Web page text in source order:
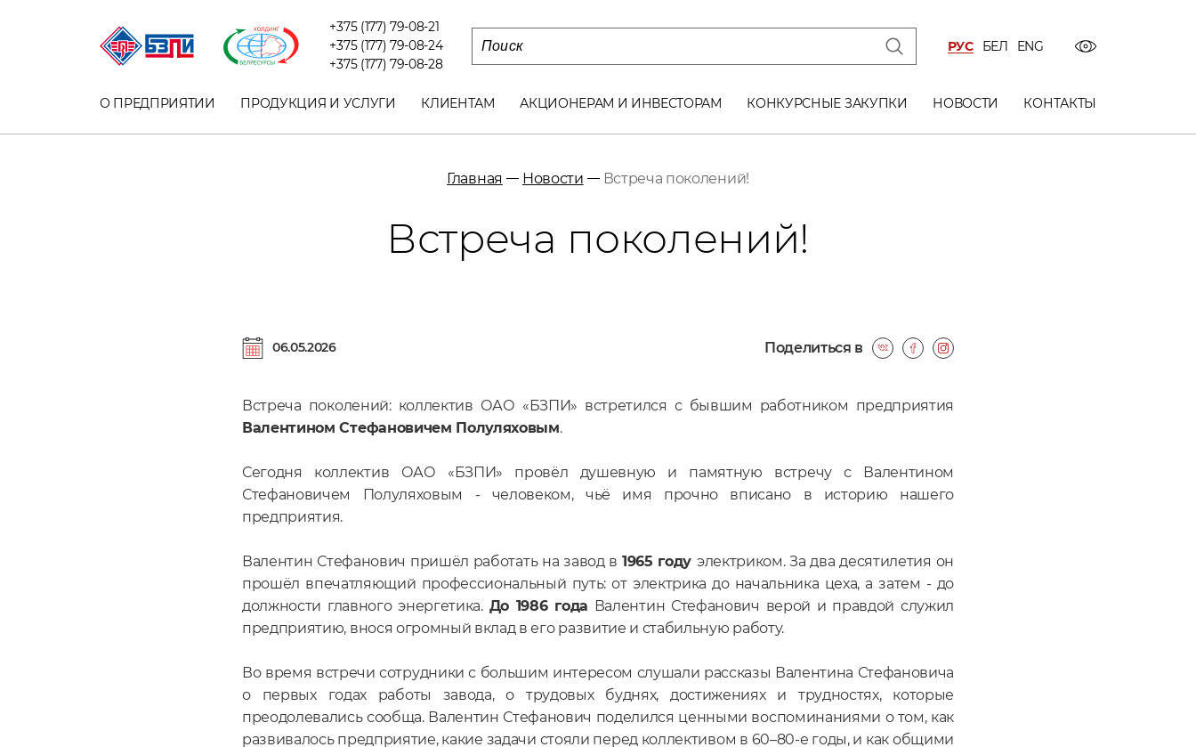
+375 (177) 79-08-21
+375 (177) 79-08-24
+375 (177) 79-08-28
РУС БЕЛ ENG
О ПРЕДПРИЯТИИ ПРОДУКЦИЯ И УСЛУГИ КЛИЕНТАМ АКЦИОНЕРАМ И ИНВЕСТОРАМ КОНКУРСНЫЕ ЗАКУПКИ НОВОСТИ КОНТАКТЫ
Главная Новости Встреча поколений!
Встреча поколений!
06.05.2026 Поделиться в
Встреча поколений: коллектив ОАО «БЗПИ» встретился с бывшим работником предприятия
Валентином Стефановичем Полуляховым.
Сегодня коллектив ОАО «БЗПИ» провёл душевную и памятную встречу с Валентином
Стефановичем Полуляховым - человеком, чьё имя прочно вписано в историю нашего
предприятия.
Валентин Стефанович пришёл работать на завод в 1965 году электриком. За два десятилетия он
прошёл впечатляющий профессиональный путь: от электрика до начальника цеха, а затем - до
должности главного энергетика. До 1986 года Валентин Стефанович верой и правдой служил
предприятию, внося огромный вклад в его развитие и стабильную работу.
Во время встречи сотрудники с большим интересом слушали рассказы Валентина Стефановича
о первых годах работы завода, о трудовых буднях, достижениях и трудностях, которые
преодолевались сообща. Валентин Стефанович поделился ценными воспоминаниями о том, как
развивалось предприятие, какие задачи стояли перед коллективом в 60–80‑е годы, и как общими